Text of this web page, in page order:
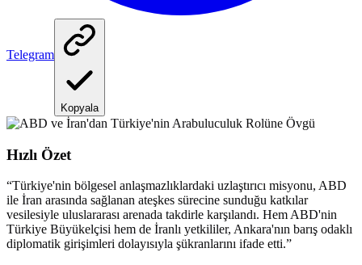
Telegram
Kopyala
Hızlı Özet
“Türkiye'nin bölgesel anlaşmazlıklardaki uzlaştırıcı misyonu, ABD
ile İran arasında sağlanan ateşkes sürecine sunduğu katkılar
vesilesiyle uluslararası arenada takdirle karşılandı. Hem ABD'nin
Türkiye Büyükelçisi hem de İranlı yetkililer, Ankara'nın barış odaklı
diplomatik girişimleri dolayısıyla şükranlarını ifade etti.”